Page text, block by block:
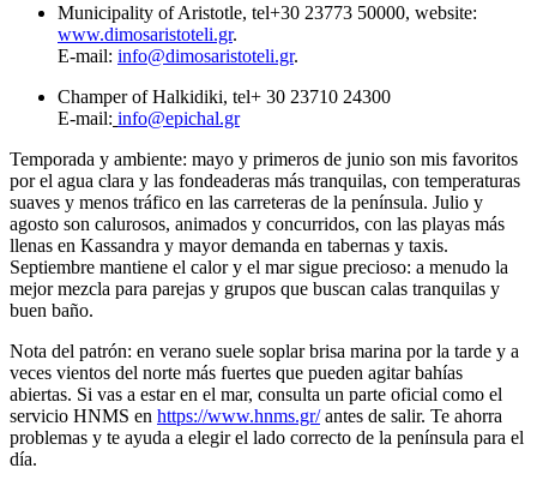
Municipality of Aristotle, tel+30 23773 50000, website:
www.dimosaristoteli.gr.
E-mail: info@dimosaristoteli.gr.
Champer of Halkidiki, tel+ 30 23710 24300
E-mail: info@epichal.gr
Temporada y ambiente: mayo y primeros de junio son mis favoritos
por el agua clara y las fondeaderas más tranquilas, con temperaturas
suaves y menos tráfico en las carreteras de la península. Julio y
agosto son calurosos, animados y concurridos, con las playas más
llenas en Kassandra y mayor demanda en tabernas y taxis.
Septiembre mantiene el calor y el mar sigue precioso: a menudo la
mejor mezcla para parejas y grupos que buscan calas tranquilas y
buen baño.
Nota del patrón: en verano suele soplar brisa marina por la tarde y a
veces vientos del norte más fuertes que pueden agitar bahías
abiertas. Si vas a estar en el mar, consulta un parte oficial como el
servicio HNMS en https://www.hnms.gr/antes de salir. Te ahorra
problemas y te ayuda a elegir el lado correcto de la península para el
día.